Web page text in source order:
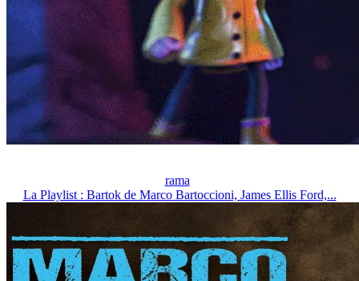
rama
La Playlist : Bartok de Marco Bartoccioni, James Ellis Ford,...